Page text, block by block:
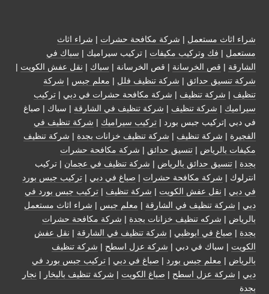
شراء اثاث مستعمل | شركة مكافحة حشرات | شراء اثاث
مستعمل | فك وتركيب مكيفات | تركيب سيراميك | سباك في
الشارقة | قص الخرسانة | قص الخرسانة | سباك | نقل عفش الكويت |
شركة تنسيق حدائق | شركة تنظيف فلل | معلم جبس | شركة
تنظيف | شركة تنظيف | شركة مكافحة حشرات في دبي | تركيب
سيراميك | شركة تنظيف | شركة تنظيف في الشارقة | سباك | صباغ
في دبي |تركيب جبس بورد | تركيب سيراميك | شركة تنظيف في
الفجيرة | شركة تنظيف | شركة تنظيف خزانات بجدة | شركة تنظيف
مكيفات بالرياض | تنسيق حدائق | شركة مكافحة حشرات
بجدة | تنسيق حدائق بالرياض | شركة تنظيف في عجمان | تركيب
انترلوك | شركة مكافحة حشرات | صباغ في دبي | تركيب جبس بورد
في دبي | نقل عفش الكويت | شركة تنظيف | تركيب جبس بورد في
دبي | شركة تنظيف في الشارقة | معلم جبس | شراء اثاث مستعمل
بالرياض | شركه تنظيف خزانات بجدة | شركة مكافحة حشرات
بجدة | صباغ في ابوظبي | شركة تنظيف في الشارقة | نقل عفش
الكويت | سباك في دبي | شركة عزل اسطح | شركة تنظيف
بالرياض | معلم جبس بورد | صباغ في دبي | تركيب جبس بورد في
دبي | شركة عزل اسطح | صباغ الكويت | شركة تنظيف بالبخار | نجار
بجدة